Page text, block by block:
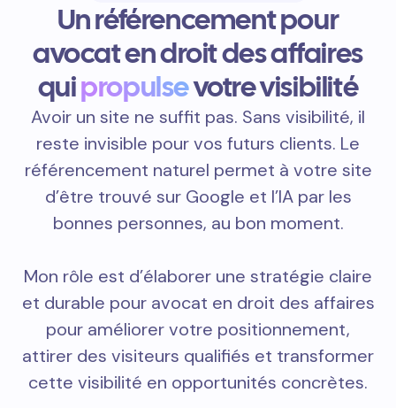
Un référencement pour
avocat en droit des affaires
quipropulsevotre visibilité
Avoir un site ne suffit pas. Sans visibilité, il
reste invisible pour vos futurs clients. Le
référencement naturel permet à votre site
d’être trouvé sur Google et l’IA par les
bonnes personnes, au bon moment.
Mon rôle est d’élaborer une stratégie claire
et durable pour avocat en droit des affaires
pour améliorer votre positionnement,
attirer des visiteurs qualifiés et transformer
cette visibilité en opportunités concrètes.